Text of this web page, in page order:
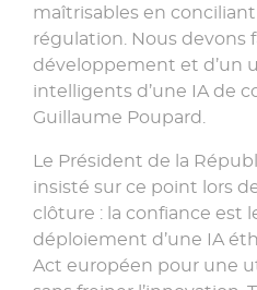
maîtrisables en
régulation. Nous devons
développement et d’un
intelligents d’une IA de
Guillaume Poupard.
Le Président de la
insisté sur ce point lors
clôture : la confiance est
déploiement d’une IA
Act européen pour une